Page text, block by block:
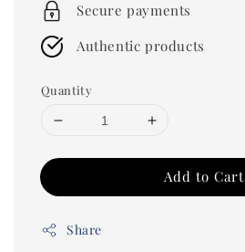
Secure payments
Authentic products
Quantity
Add to Cart
Share